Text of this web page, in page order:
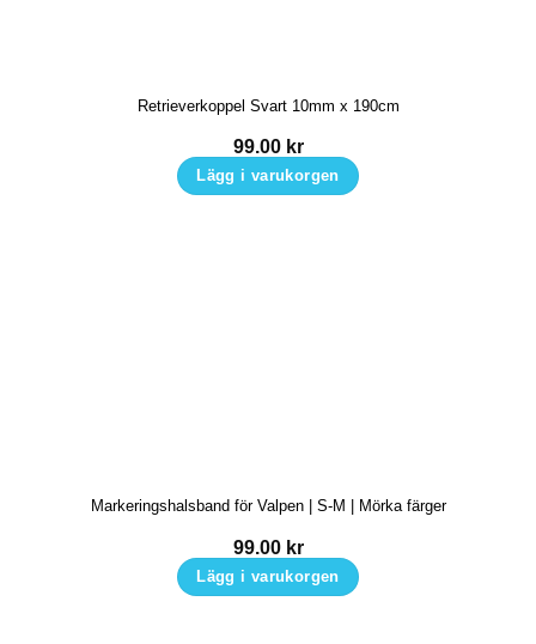
Retrieverkoppel Svart 10mm x 190cm
99.00 kr
Lägg i varukorgen
Markeringshalsband för Valpen | S-M | Mörka färger
99.00 kr
Lägg i varukorgen